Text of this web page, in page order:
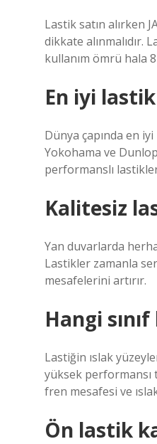
Lastik satın alırken
dikkate alınmalıdır.
kullanım ömrü hala 8
En iyi
Dünya çapında en
Yokohama ve
performanslı
Kalitesiz
Yan duvarlarda
Lastikler zamanla
mesafelerini artırır.
Hangi
Lastiğin ıslak
yüksek performansı
fren mesafesi ve
Ön lastik